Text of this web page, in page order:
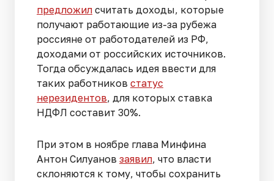
предложил считать доходы, которые
получают работающие из-за рубежа
россияне от работодателей из РФ,
доходами от российских источников.
Тогда обсуждалась идея ввести для
таких работников статус
нерезидентов, для которых ставка
НДФЛ составит 30%.
При этом в ноябре глава Минфина
Антон Силуанов заявил, что власти
склоняются к тому, чтобы сохранить